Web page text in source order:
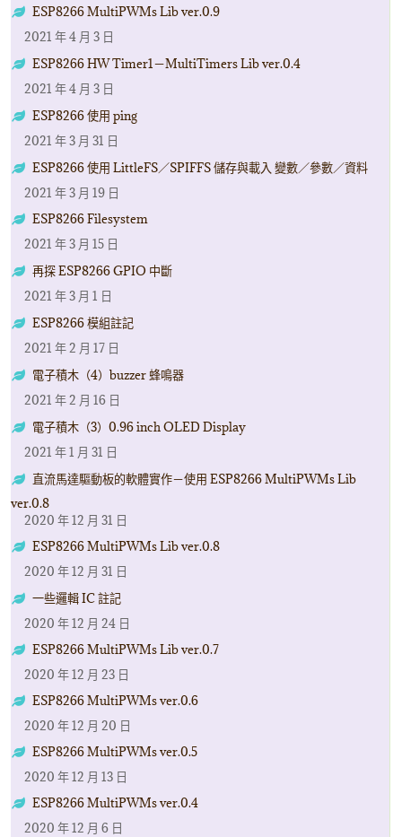
ESP8266 MultiPWMs Lib ver.0.9
2021 年 4 月 3 日
ESP8266 HW Timer1－MultiTimers Lib ver.0.4
2021 年 4 月 3 日
ESP8266 使用 ping
2021 年 3 月 31 日
ESP8266 使用 LittleFS／SPIFFS 儲存與載入 變數／參數／資料
2021 年 3 月 19 日
ESP8266 Filesystem
2021 年 3 月 15 日
再探 ESP8266 GPIO 中斷
2021 年 3 月 1 日
ESP8266 模組註記
2021 年 2 月 17 日
電子積木（4）buzzer 蜂鳴器
2021 年 2 月 16 日
電子積木（3）0.96 inch OLED Display
2021 年 1 月 31 日
直流馬達驅動板的軟體實作－使用 ESP8266 MultiPWMs Lib
ver.0.8
2020 年 12 月 31 日
ESP8266 MultiPWMs Lib ver.0.8
2020 年 12 月 31 日
一些邏輯 IC 註記
2020 年 12 月 24 日
ESP8266 MultiPWMs Lib ver.0.7
2020 年 12 月 23 日
ESP8266 MultiPWMs ver.0.6
2020 年 12 月 20 日
ESP8266 MultiPWMs ver.0.5
2020 年 12 月 13 日
ESP8266 MultiPWMs ver.0.4
2020 年 12 月 6 日